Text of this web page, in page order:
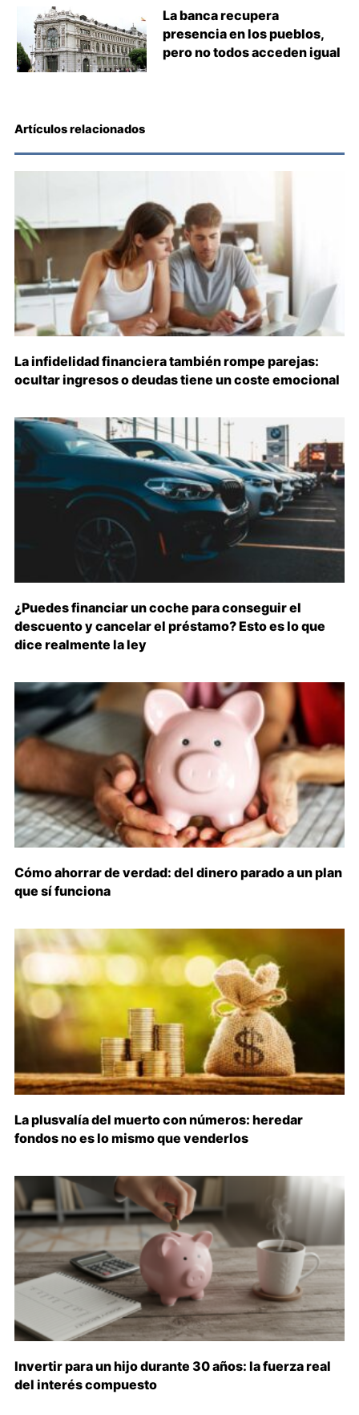
La banca recupera
presencia en los pueblos,
pero no todos acceden igual
Artículos relacionados
La infidelidad financiera también rompe parejas:
ocultar ingresos o deudas tiene un coste emocional
¿Puedes financiar un coche para conseguir el
descuento y cancelar el préstamo? Esto es lo que
dice realmente la ley
Cómo ahorrar de verdad: del dinero parado a un plan
que sí funciona
La plusvalía del muerto con números: heredar
fondos no es lo mismo que venderlos
Invertir para un hijo durante 30 años: la fuerza real
del interés compuesto